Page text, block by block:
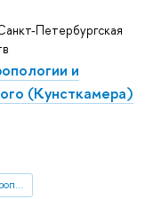
Петербургская
и
(Кунсткамера)
Социология (включая демографию и антропологию)